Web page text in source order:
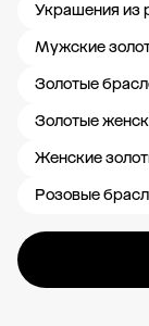
Украшения из
Мужские
Золотые
Золотые
Женские
Розовые